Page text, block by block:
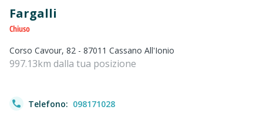
Fargalli
Chiuso
Corso Cavour, 82 - 87011 Cassano All'Ionio
997.13km dalla tua posizione
Telefono: 098171028